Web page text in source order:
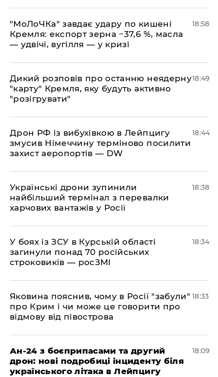
​"МоЛоЧКа" завдає удару по кишені
Кремля: експорт зерна −37,6 %, масла
— удвічі, вугілля — у кризі
18:58
​Дикий розповів про останню неядерну
"карту" Кремля, яку будуть активно
"розігрувати"
18:49
​Дрон РФ із вибухівкою в Лейпцигу
змусив Німеччину терміново посилити
захист аеропортів — DW
18:44
​Українські дрони зупинили
найбільший термінал з перевалки
харчових вантажів у Росії
18:38
​У боях із ЗСУ в Курській області
загинули понад 70 російських
строковиків — росЗМІ
18:34
​Яковина пояснив, чому в Росії "забули"
про Крим і чи може це говорити про
відмову від півострова
18:33
​Ан-24 з боєприпасами та другий
дрон: нові подробиці інциденту біля
українського літака в Лейпцигу
18:09